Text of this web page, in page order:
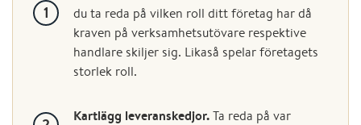
du ta reda på vilken roll ditt företag har då
kraven på verksamhetsutövare respektive
handlare skiljer sig. Likaså spelar företagets
storlek roll.
Kartlägg leveranskedjor.Ta reda på var